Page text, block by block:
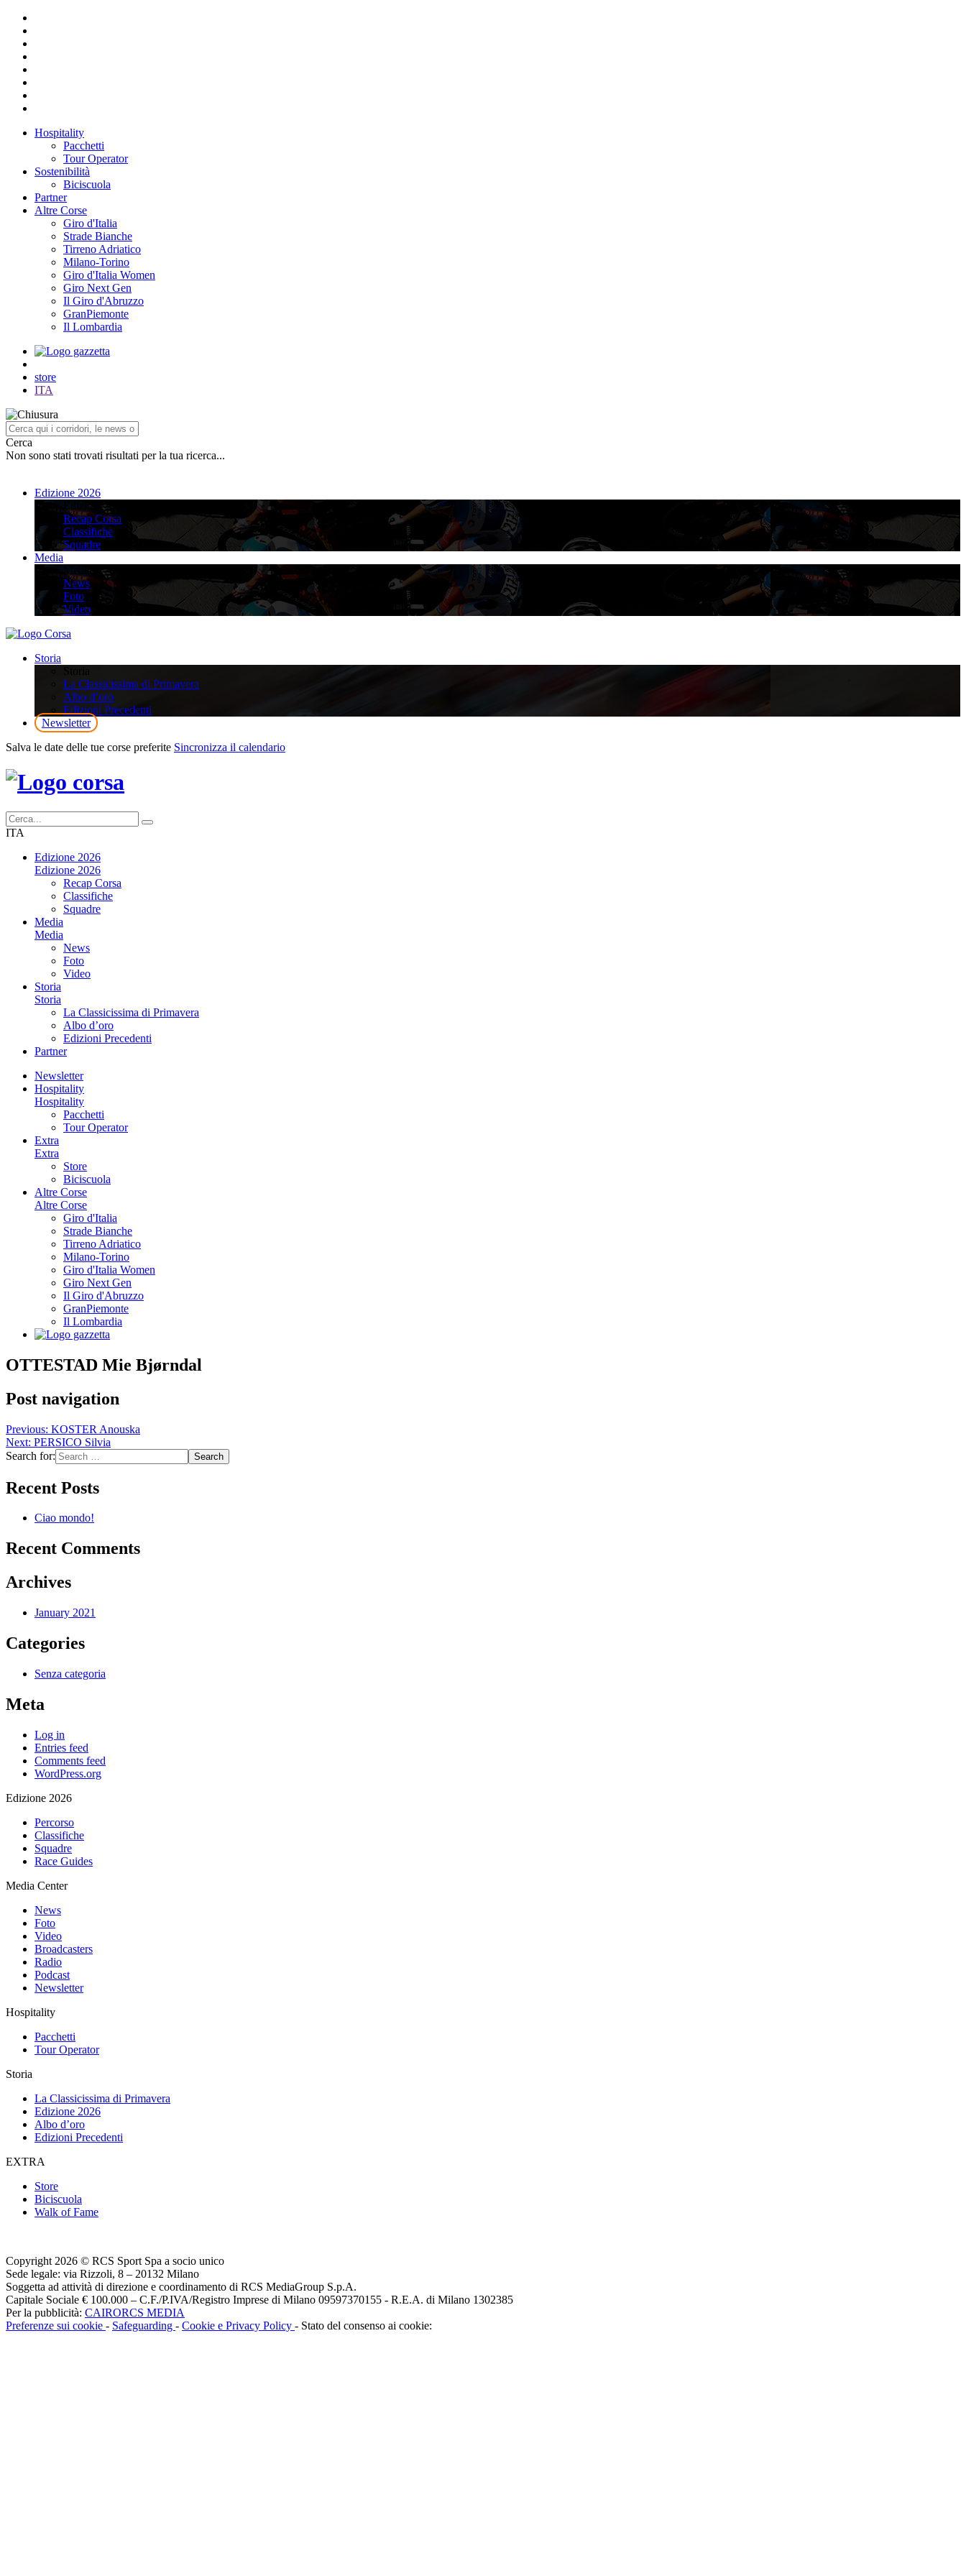
Hospitality
Pacchetti
Tour Operator
Sostenibilità
Biciscuola
Partner
Altre Corse
Giro d'Italia
Strade Bianche
Tirreno Adriatico
Milano-Torino
Giro d'Italia Women
Giro Next Gen
Il Giro d'Abruzzo
GranPiemonte
Il Lombardia
store
ITA
Cerca
Non sono stati trovati risultati per la tua ricerca...
Edizione 2026
Edizione 2026
Recap Corsa
Classifiche
Squadre
Media
Media
News
Foto
Video
Storia
La Classicissima di Primavera
Albo d’oro
Edizioni Precedenti
Newsletter
Salva le date delle tue corse preferite Sincronizza il calendario
ITA
Edizione 2026
Edizione 2026
Recap Corsa
Classifiche
Squadre
Media
Media
News
Foto
Video
Storia
Storia
La Classicissima di Primavera
Albo d’oro
Edizioni Precedenti
Partner
Newsletter
Hospitality
Hospitality
Pacchetti
Tour Operator
Extra
Extra
Store
Biciscuola
Altre Corse
Altre Corse
Giro d'Italia
Strade Bianche
Tirreno Adriatico
Milano-Torino
Giro d'Italia Women
Giro Next Gen
Il Giro d'Abruzzo
GranPiemonte
Il Lombardia
OTTESTAD Mie Bjørndal
Post navigation
Previous: KOSTER Anouska
Next: PERSICO Silvia
Search for:
Recent Posts
Ciao mondo!
Recent Comments
Archives
January 2021
Categories
Senza categoria
Meta
Log in
Entries feed
Comments feed
WordPress.org
Edizione 2026
Percorso
Classifiche
Squadre
Race Guides
Media Center
News
Foto
Video
Broadcasters
Radio
Podcast
Newsletter
Hospitality
Pacchetti
Tour Operator
Storia
La Classicissima di Primavera
Edizione 2026
Albo d’oro
Edizioni Precedenti
EXTRA
Store
Biciscuola
Walk of Fame
Copyright 2026 © RCS Sport Spa a socio unico
Sede legale: via Rizzoli, 8 – 20132 Milano
Soggetta ad attività di direzione e coordinamento di RCS MediaGroup S.p.A.
Capitale Sociale € 100.000 – C.F./P.IVA/Registro Imprese di Milano 09597370155 - R.E.A. di Milano 1302385
Per la pubblicità: CAIRORCS MEDIA
Preferenze sui cookie - Safeguarding - Cookie e Privacy Policy - Stato del consenso ai cookie: